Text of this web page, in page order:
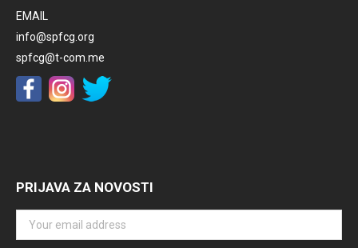
EMAIL
info@spfcg.org
spfcg@t-com.me
PRIJAVA ZA NOVOSTI